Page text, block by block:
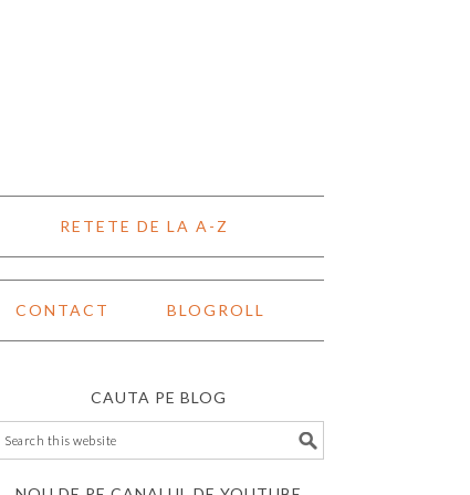
RETETE DE LA A-Z
CONTACT BLOGROLL
CAUTA PE BLOG